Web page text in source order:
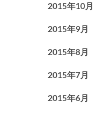
2015年10月
2015年9月
2015年8月
2015年7月
2015年6月